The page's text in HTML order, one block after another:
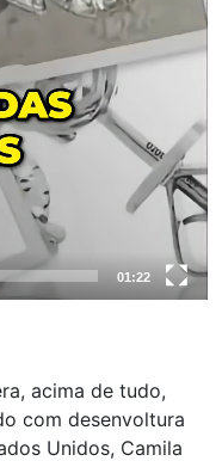
01:22
acima de tudo,
com desenvoltura
Unidos, Camila